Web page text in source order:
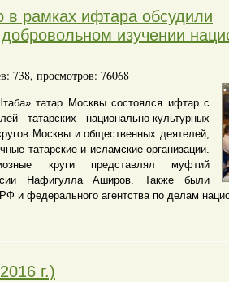
в рамках ифтара обсудили
добровольном изучении
738, просмотров: 76068
татар Москвы состоялся ифтар с
татарских национально-культурных
Москвы и общественных деятелей,
татарские и исламские организации.
круги представлял муфтий
Нафигулла Аширов. Также были
и федерального агентства по делам
г.)